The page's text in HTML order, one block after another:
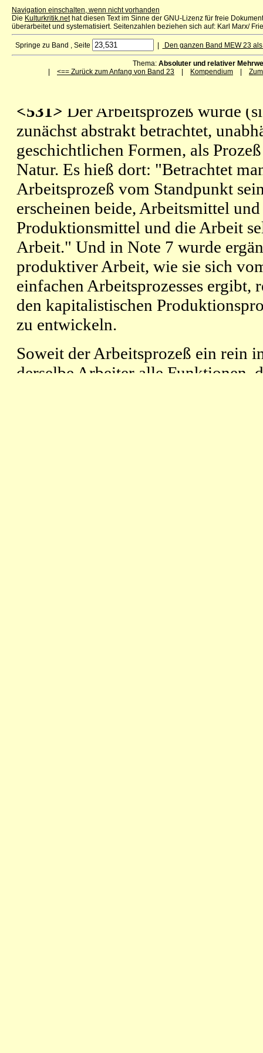
Navigation einschalten, wenn nicht vorhanden
Die Kulturkritik.nethat diesen Text im Sinne der GNU-Lizenz für freie
überarbeitet und systematisiert. Seitenzahlen beziehen sich auf: Karl Marx/
Springe zu Band , Seite Den ganzen Band MEW 23
Thema: Absoluter und relativer
<== Zurück zum Anfang von Band 23 Kompendium